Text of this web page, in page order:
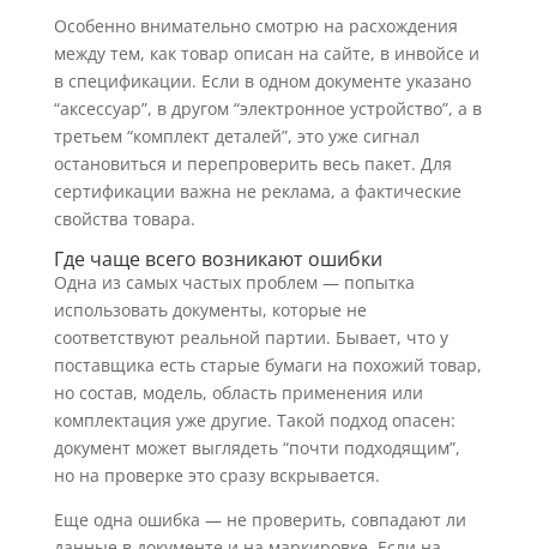
Особенно внимательно смотрю на расхождения
между тем, как товар описан на сайте, в инвойсе и
в спецификации. Если в одном документе указано
“аксессуар”, в другом “электронное устройство”, а в
третьем “комплект деталей”, это уже сигнал
остановиться и перепроверить весь пакет. Для
сертификации важна не реклама, а фактические
свойства товара.
Где чаще всего возникают ошибки
Одна из самых частых проблем — попытка
использовать документы, которые не
соответствуют реальной партии. Бывает, что у
поставщика есть старые бумаги на похожий товар,
но состав, модель, область применения или
комплектация уже другие. Такой подход опасен:
документ может выглядеть “почти подходящим”,
но на проверке это сразу вскрывается.
Еще одна ошибка — не проверить, совпадают ли